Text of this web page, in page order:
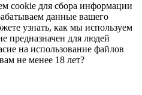
cookie для сбора информации
данные вашего
узнать, как мы используем
предназначен для людей
на использование файлов
не менее 18 лет?